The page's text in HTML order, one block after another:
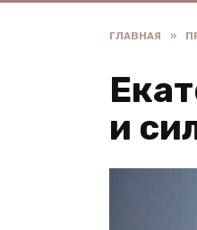
ГЛАВНАЯ »
и